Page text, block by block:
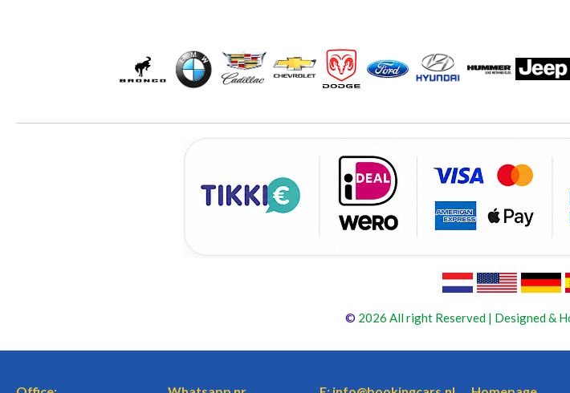
© 2026 All right Reserved | Designed &